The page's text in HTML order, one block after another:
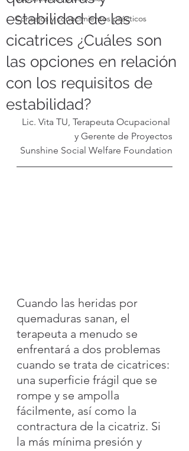
Consejos y conocimientos prácticos
estabilidad de las
cicatrices ¿Cuáles son
las opciones en relación
con los requisitos de
estabilidad?
Lic. Vita TU, Terapeuta Ocupacional
y Gerente de Proyectos
Sunshine Social Welfare Foundation
Cuando las heridas por
quemaduras sanan, el
terapeuta a menudo se
enfrentará a dos problemas
cuando se trata de cicatrices:
una superficie frágil que se
rompe y se ampolla
fácilmente, así como la
contractura de la cicatriz. Si
la más mínima presión y